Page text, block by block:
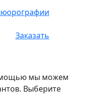
Заказать
мы можем
Выберите